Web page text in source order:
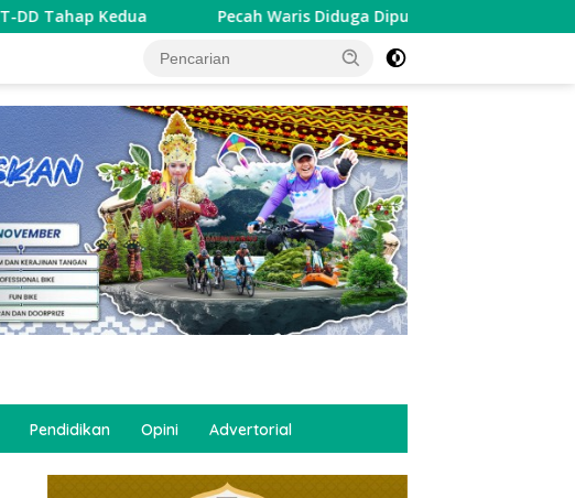
Pecah Waris Diduga Dipungut Rp1 Juta, Pelayanan Desa Ngabean Boja
Pendidikan Opini Advertorial